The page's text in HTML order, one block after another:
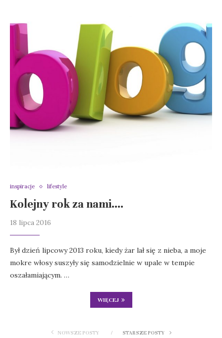
inspiracje lifestyle
Kolejny rok za nami….
18 lipca 2016
Był dzień lipcowy 2013 roku, kiedy żar lał się z nieba, a moje
mokre włosy suszyły się samodzielnie w upale w tempie
oszałamiającym. …
WIĘCEJ
NOWSZE POSTY STARSZE POSTY